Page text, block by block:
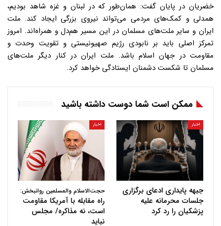
خضریان در پایان گفت: همان‌طور که در لبنان و غزه شاهد بودیم،
همدلی و کمک‌های مردمی می‌تواند نیروی بزرگی ایجاد کند. ملت
ایران و سایر ملت‌های مسلمان در این مسیر هم‌دل و همراه‌اند. امروز
تمرکز اصلی باید بر نابودی رژیم صهیونیستی و تقویت وحدت و
مقاومت در جهان اسلام باشد. ملت ایران در کنار دیگر ملت‌های
مسلمان تا شکست دشمنان ایستادگی خواهد کرد.
ممکن است شما دوست داشته باشید
اخبار
جبهه پایداری ادعای برگزاری
جلسات محرمانه علیه
پزشکیان را رد کرد
اخبار
حجت‌الاسلام والمسلمین روانبخش:
راه مقابله با آمریکا مقاومت
است، نه مذاکره/ مجلس
نباید